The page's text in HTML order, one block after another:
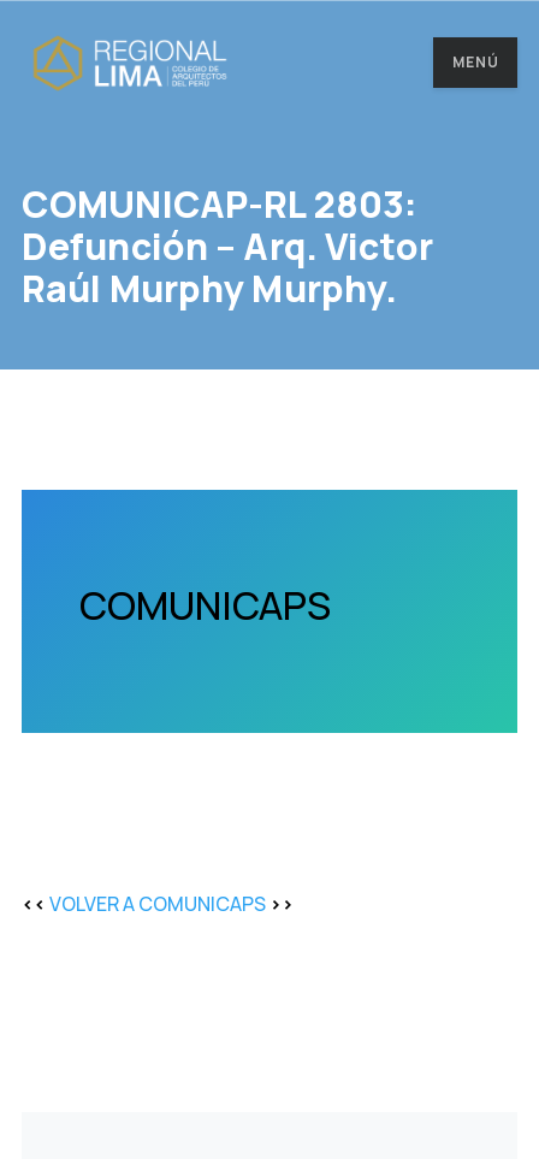
MENÚ
COMUNICAP-RL 2803:
Defunción – Arq. Victor
Raúl Murphy Murphy.
COMUNICAPS
<< VOLVER A COMUNICAPS>>